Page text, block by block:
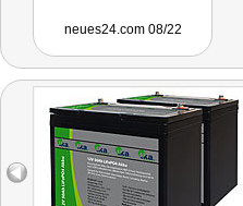
neues24.com 08/22